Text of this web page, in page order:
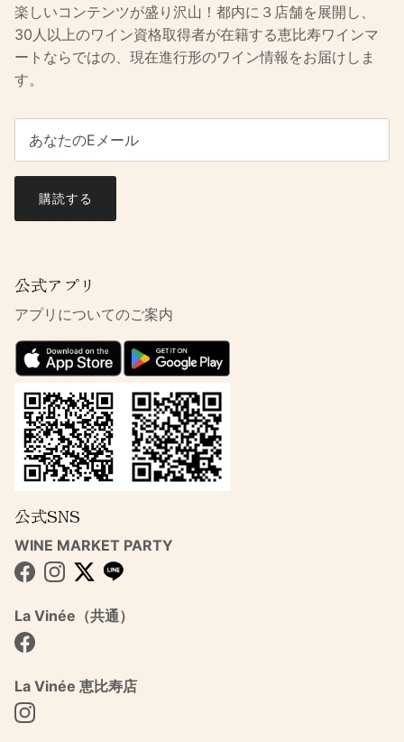
楽しいコンテンツが盛り沢山！都内に３店舗を展開し、
30人以上のワイン資格取得者が在籍する恵比寿ワインマ
ートならではの、現在進行形のワイン情報をお届けしま
す。
購読する
公式アプリ
アプリについてのご案内
公式SNS
WINE MARKET PARTY
Facebook
Instagram
Twitter
La Vinée（共通）
Facebook
La Vinée 恵比寿店
Instagram